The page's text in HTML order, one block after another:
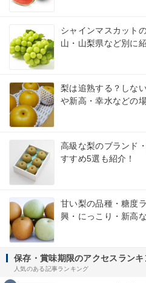
シャインマスカット
山・山梨県など別に紹
梨は追熟する？しな
や新高・幸水などの
高級な梨のブランド
すすめ5選も紹介！
甘い梨の品種・糖度
興・にっこり・新高
保存・賞味期限のアクセスランキ
人気のある記事ランキング